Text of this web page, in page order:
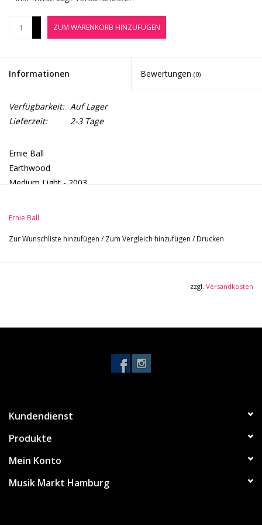
Noten-Zubehör
Jobbörse
Marken
ZUM WARENKORB HINZUFÜGEN
Informationen Bewertungen (0)
Verfügbarkeit: Auf Lager
Lieferzeit:
2-3 Tage
Ernie Ball
Earthwood
Medium Light - 2003
Ernie Ball
Zur Wunschliste hinzufügen / Zum Vergleich hinzufügen / Drucken
zzgl. Versandkosten
Kundendienst
Produkte
Mein Konto
Musik Markt Hamburg